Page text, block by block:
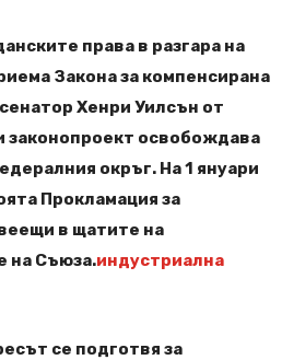
права в разгара на
Закона за компенсирана
Хенри Уилсън от
законопроект освобождава
окръг. На 1 януари
Прокламация за
в щатите на
на Съюза.индустриална
се подготвя за